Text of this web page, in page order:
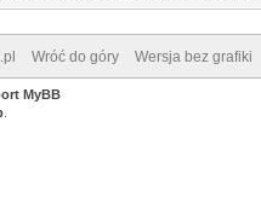
Wróć do góry Wersja bez grafiki
MyBB